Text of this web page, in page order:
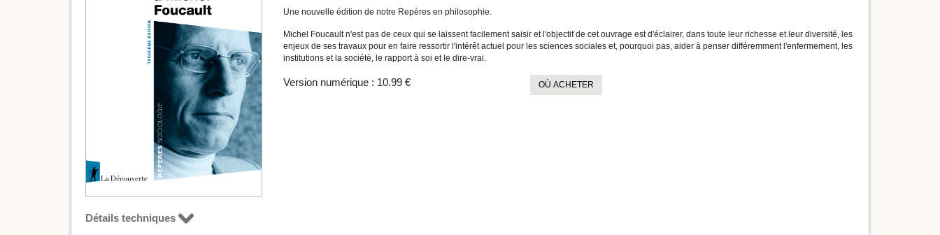
​Une nouvelle édition de notre Repères en philosophie.
Michel Foucault n'est pas de ceux qui se laissent facilement saisir et l'objectif de cet ouvrage est d'éclairer, dans toute leur richesse et leur diversité, les
enjeux de ses travaux pour en faire ressortir l'intérêt actuel pour les sciences sociales et, pourquoi pas, aider à penser différemment l'enfermement, les
institutions et la société, le rapport à soi et le dire-vrai.
Version numérique : 10.99 € OÙ ACHETER
Détails techniques